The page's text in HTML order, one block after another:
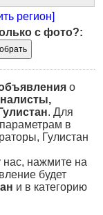
регион]
с фото?:
о
Гулистан. Для
в
Гулистан
нажмите на
будет
и в категорию